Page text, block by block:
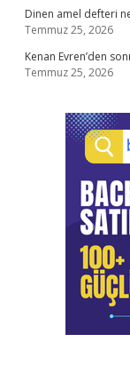
Dinen amel defteri
Temmuz 25, 2026
Kenan Evren’den
Temmuz 25, 2026